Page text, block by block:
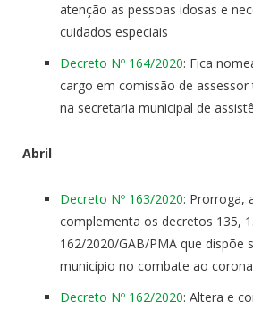
atenção as pessoas idosas e
cuidados especiais
Decreto Nº 164/2020: Fica
cargo em comissão de
na secretaria municipal de
Abril
Decreto Nº 163/2020: Prorroga,
complementa os decretos 135,
162/2020/GAB/PMA que dispõe
município no combate ao
Decreto Nº 162/2020: Altera e